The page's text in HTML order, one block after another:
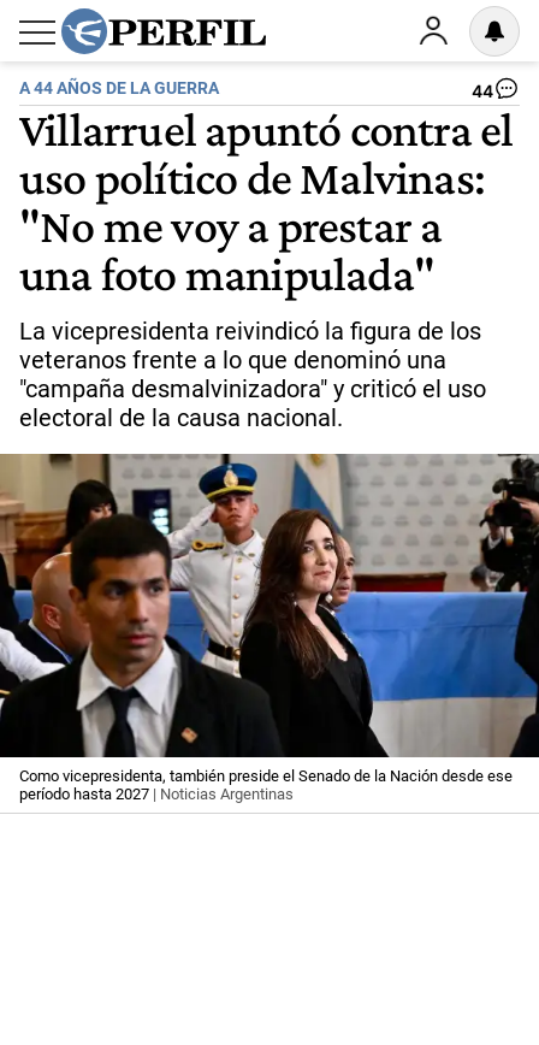
A 44 AÑOS DE LA GUERRA 44
Villarruel apuntó contra el
uso político de Malvinas:
"No me voy a prestar a
una foto manipulada"
La vicepresidenta reivindicó la figura de los
veteranos frente a lo que denominó una
"campaña desmalvinizadora" y criticó el uso
electoral de la causa nacional.
Como vicepresidenta, también preside el Senado de la Nación desde ese
período hasta 2027 | Noticias Argentinas